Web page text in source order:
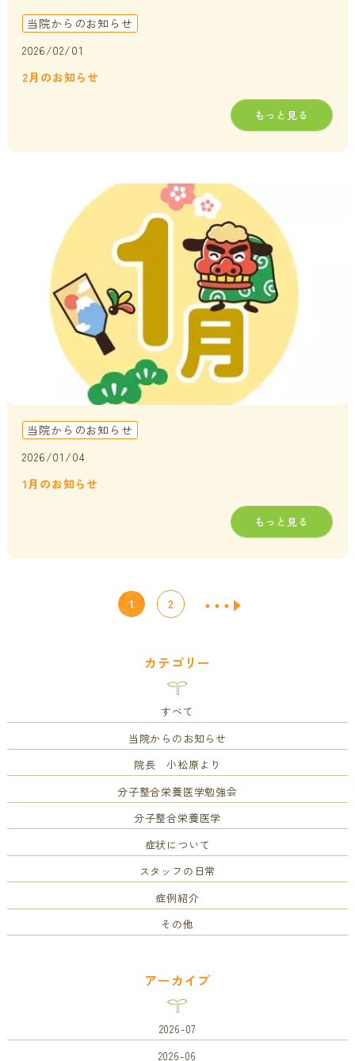
当院からのお知らせ
2026/02/01
2月のお知らせ
もっと見る
当院からのお知らせ
2026/01/04
1月のお知らせ
もっと見る
1 2
カテゴリー
すべて
当院からのお知らせ
院長 小松原より
分子整合栄養医学勉強会
分子整合栄養医学
症状について
スタッフの日常
症例紹介
その他
アーカイブ
2026-07
2026-06